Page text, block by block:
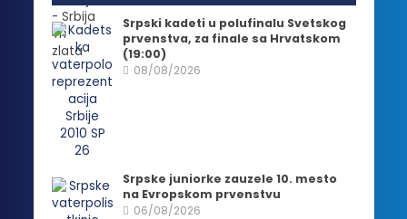
Srpski kadeti u polufinalu Svetskog
prvenstva, za finale sa Hrvatskom
(19:00)
08/08/2026
Srpske juniorke zauzele 10. mesto
na Evropskom prvenstvu
06/08/2026